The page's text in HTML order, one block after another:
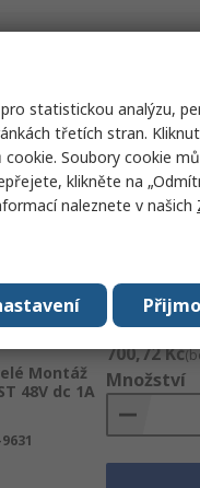
Montáž
5V dc 0.5AMnožství
Montáž
48V dc 1A
Mezisoučet (1
700,72 Kč
Množství
statistickou analýzu,
třetích stran.
cookie. Soubory cookie
klikněte na
naleznete v našich